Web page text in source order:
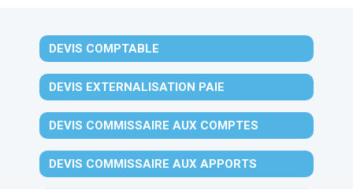
DEVIS COMPTABLE
DEVIS EXTERNALISATION PAIE
DEVIS COMMISSAIRE AUX COMPTES
DEVIS COMMISSAIRE AUX APPORTS